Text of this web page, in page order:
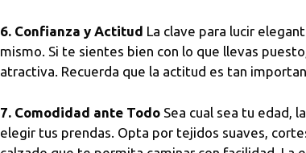
6. Confianza y Actitud La clave para lucir
mismo. Si te sientes bien con lo que llevas
atractiva. Recuerda que la actitud es tan
7. Comodidad ante Todo Sea cual sea tu edad,
elegir tus prendas. Opta por tejidos suaves,